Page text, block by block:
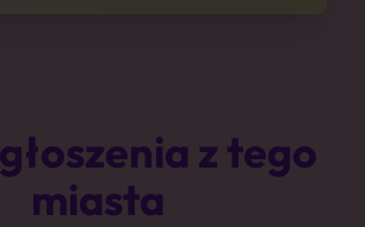
z tego
miasta